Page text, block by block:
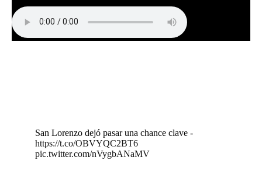
San Lorenzo dejó pasar una chance clave -
https://t.co/OBVYQC2BT6
pic.twitter.com/nVygbANaMV